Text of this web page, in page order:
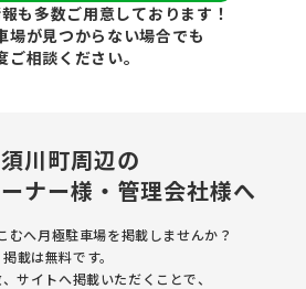
も多数ご用意しております！
場が見つからない場合でも
ご相談ください。
川町周辺の
ナー様・管理会社様へ
むへ月極駐車場を掲載しませんか？
掲載は無料です。
サイトへ掲載いただくことで、